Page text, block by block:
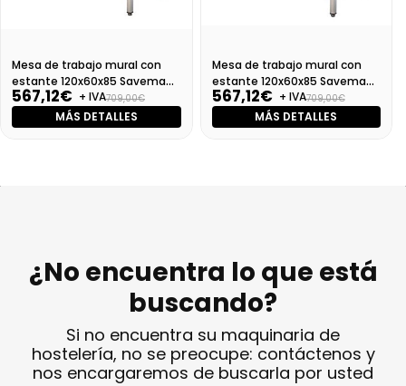
Mesa de trabajo mural con
estante 120x60x85 Savemah
Seno derecha
567,12€ + IVA709,00€
MÁS DETALLES
Mesa de trabajo mural con
estante 120x60x85 Savemah
Seno izquierda
567,12€ + IVA709,00€
MÁS DETALLES
¿No encuentra lo que está
buscando?
Si no encuentra su maquinaria de
hostelería, no se preocupe: contáctenos y
nos encargaremos de buscarla por usted